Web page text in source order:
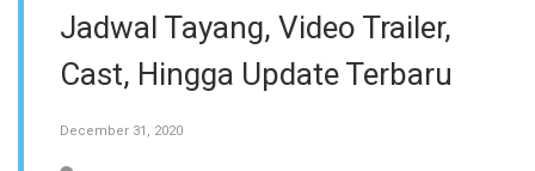
Jadwal Tayang, Video Trailer,
Cast, Hingga Update Terbaru
December 31, 2020